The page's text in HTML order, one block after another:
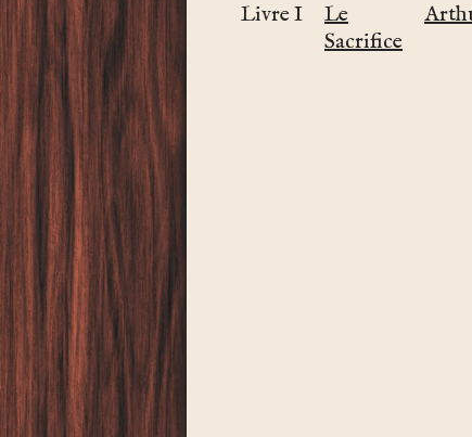
Livre I
Le
Sacrifice